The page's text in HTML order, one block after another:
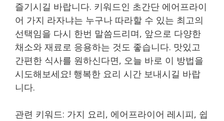
즐기시길 바랍니다. 키워드인 초간단 에어프라이
어 가지 라자냐는 누구나 따라할 수 있는 최고의
선택임을 다시 한번 말씀드리며, 앞으로 다양한
채소와 재료로 응용하는 것도 좋습니다. 맛있고
간편한 식사를 원하신다면, 오늘 바로 이 방법을
시도해보세요! 행복한 요리 시간 보내시길 바랍
니다.
관련 키워드: 가지 요리, 에어프라이어 레시피, 쉽